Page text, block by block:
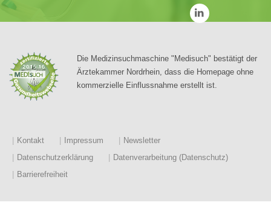
Die Medizinsuchmaschine "Medisuch" bestätigt der
Ärztekammer Nordrhein, dass die Homepage ohne
kommerzielle Einflussnahme erstellt ist.
Kontakt Impressum
Newsletter
Datenschutzerklärung
Datenverarbeitung (Datenschutz)
Barrierefreiheit